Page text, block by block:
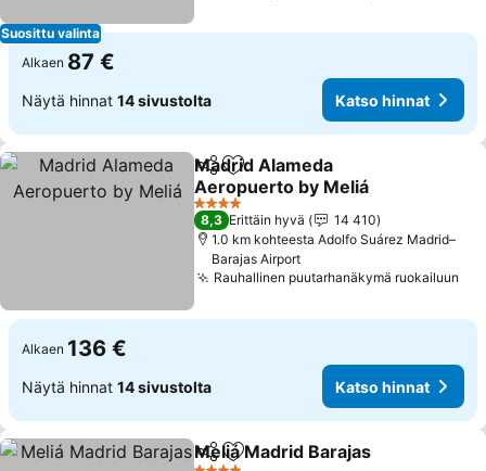
Suosittu valinta
Alkaen 87 €
Näytä hinnat 14 sivustolta Katso hinnat
Jaa Lisää suosikkeihin
Madrid Alameda
Aeropuerto by Meliá
4 Tähtiluokitus
8,3 Erittäin hyvä
14 410
1.0 km kohteesta Adolfo Suárez Madrid–
Barajas Airport
Rauhallinen puutarhanäkymä ruokailuun
Alkaen 136 €
Näytä hinnat 14 sivustolta Katso hinnat
Jaa Lisää suosikkeihin
Meliá Madrid Barajas